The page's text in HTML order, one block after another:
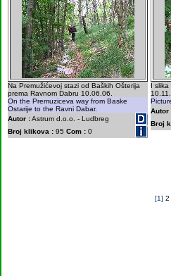
Na Premužićevoj stazi od Baških Ošterija
prema Ravnom Dabru 10.06.06.
On the Premuziceva way from Baske
Ostarije to the Ravni Dabar.
Autor :Astrum d.o.o. - Ludbreg
Broj klikova : 95 Com : 0
I
Autor
Broj
[1] 2